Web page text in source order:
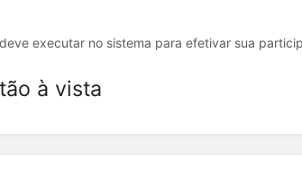
executar no sistema para efetivar sua
à vista